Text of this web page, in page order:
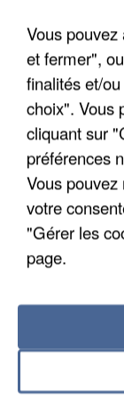
APRÈS
DE FAUNE
Vous
et fermer",
finalités et/
choix". Vous
cliquant sur
préférences
Vous
votre
"Gérer les
page.